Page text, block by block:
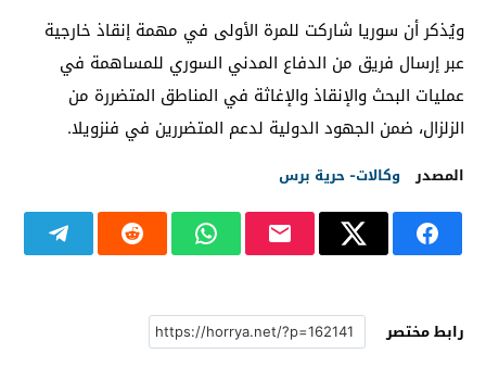
ويُذكر أن سوريا شاركت للمرة الأولى في مهمة إنقاذ خارجية
عبر إرسال فريق من الدفاع المدني السوري للمساهمة في
عمليات البحث والإنقاذ والإغاثة في المناطق المتضررة من
الزلزال، ضمن الجهود الدولية لدعم المتضررين في فنزويلا.
المصدر وكالات- حرية برس
رابط مختصر